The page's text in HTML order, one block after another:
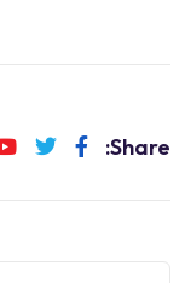
Share: